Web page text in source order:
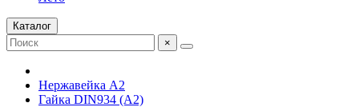
Каталог
×
Нержавейка А2
Гайка DIN934 (A2)